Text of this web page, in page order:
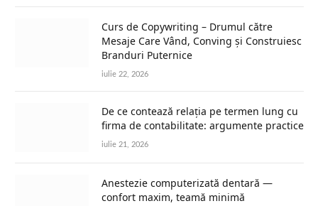
Curs de Copywriting – Drumul către
Mesaje Care Vând, Conving și Construiesc
Branduri Puternice
iulie 22, 2026
De ce contează relația pe termen lung cu
firma de contabilitate: argumente practice
iulie 21, 2026
Anestezie computerizată dentară —
confort maxim, teamă minimă